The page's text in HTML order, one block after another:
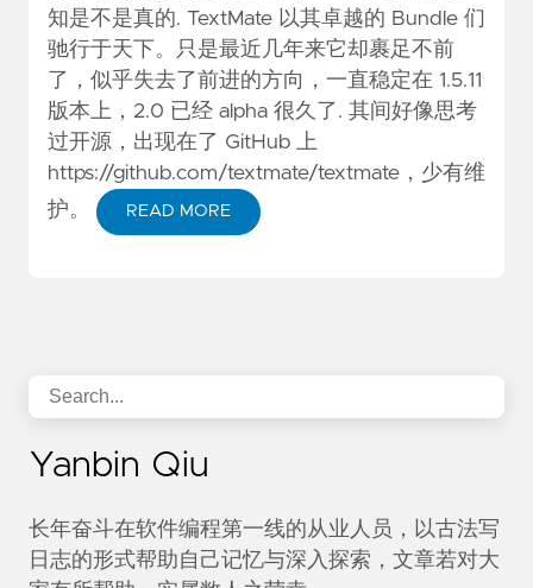
知是不是真的. TextMate 以其卓越的 Bundle 们
驰行于天下。只是最近几年来它却裹足不前
了，似乎失去了前进的方向，一直稳定在 1.5.11
版本上，2.0 已经 alpha 很久了. 其间好像思考
过开源，出现在了 GitHub 上
https://github.com/textmate/textmate ，少有维
护。
READ MORE
Yanbin Qiu
长年奋斗在软件编程第一线的从业人员，以古法写
日志的形式帮助自己记忆与深入探索，文章若对大